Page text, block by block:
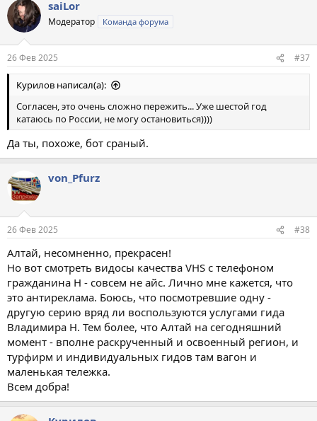
saiLor
Модератор Команда форума
26 Фев 2025 #37
Курилов написал(а):
Согласен, это очень сложно пережить... Уже шестой год
катаюсь по России, не могу остановиться))))
Да ты, похоже, бот сраный.
von_Pfurz
26 Фев 2025 #38
Алтай, несомненно, прекрасен!
Но вот смотреть видосы качества VHS с телефоном
гражданина Н - совсем не айс. Лично мне кажется, что
это антиреклама. Боюсь, что посмотревшие одну -
другую серию вряд ли воспользуются услугами гида
Владимира Н. Тем более, что Алтай на сегодняшний
момент - вполне раскрученный и освоенный регион, и
турфирм и индивидуальных гидов там вагон и
маленькая тележка.
Всем добра!